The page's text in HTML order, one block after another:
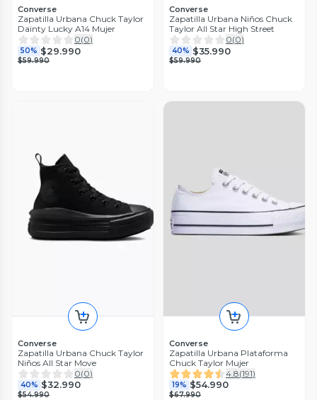
Converse
Zapatilla Urbana Chuck Taylor
Dainty Lucky A14 Mujer
0(0)
50% $29.990
$59.990
Converse
Zapatilla Urbana Niños Chuck
Taylor All Star High Street
0(0)
40% $35.990
$59.990
Converse
Zapatilla Urbana Chuck Taylor
Niños All Star Move
0(0)
40% $32.990
$54.990
Converse
Zapatilla Urbana Plataforma
Chuck Taylor Mujer
4.8(191)
19% $54.990
$67.990